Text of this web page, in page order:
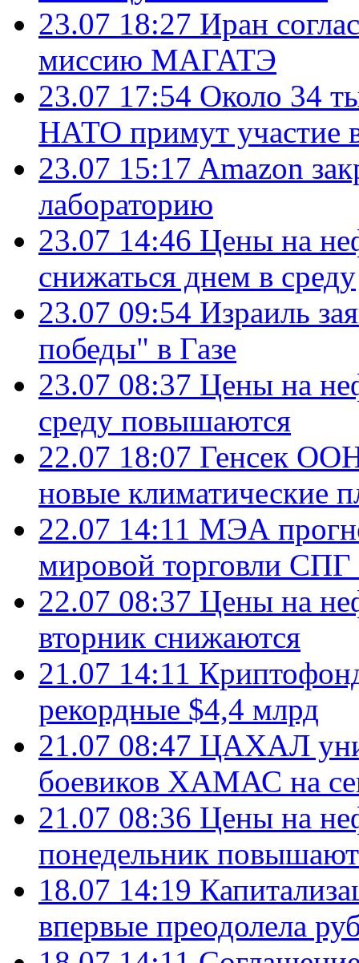
23.07 18:27 Иран
миссию МАГАТЭ
23.07 17:54 Около 34
НАТО примут участие
23.07 15:17 Amazon
лабораторию
23.07 14:46 Цены на
снижаться днем в среду
23.07 09:54 Израиль
победы" в Газе
23.07 08:37 Цены на
среду повышаются
22.07 18:07 Генсек ООН
новые климатические
22.07 14:11 МЭА
мировой торговли СПГ
22.07 08:37 Цены на
вторник снижаются
21.07 14:11
рекордные $4,4 млрд
21.07 08:47 ЦАХАЛ
боевиков ХАМАС на
21.07 08:36 Цены на
понедельник
18.07 14:19
впервые преодолела